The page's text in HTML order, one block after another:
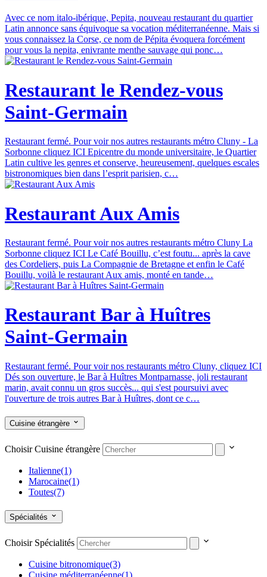
Avec ce nom italo-ibérique, Pepita, nouveau restaurant du quartier
Latin annonce sans équivoque sa vocation méditerranéenne. Mais si
vous connaissez la Corse, ce nom de Pépita évoquera forcément
pour vous la nepita, enivrante menthe sauvage qui ponc…
Restaurant le Rendez-vous
Saint-Germain
Restaurant fermé. Pour voir nos autres restaurants métro Cluny - La
Sorbonne cliquez ICI Epicentre du monde universitaire, le Quartier
Latin cultive les genres et conserve, heureusement, quelques escales
bistronomiques bien dans l’esprit parisien, c…
Restaurant Aux Amis
Restaurant fermé. Pour voir nos autres restaurants métro Cluny La
Sorbonne cliquez ICI Le Café Bouillu, c’est foutu... après la cave
des Cordeliers, puis La Compagnie de Bretagne et enfin le Café
Bouillu, voilà le restaurant Aux amis, monté en tande…
Restaurant Bar à Huîtres
Saint-Germain
Restaurant fermé. Pour voir nos restaurants métro Cluny, cliquez ICI
Dés son ouverture, le Bar à Huîtres Montparnasse, joli restaurant
marin, avait connu un gros succès... qui s'est poursuivi avec
l'ouverture de trois autres Bar à Huîtres, dont ce c…
Cuisine étrangère
Choisir Cuisine étrangère
Italienne(1)
Marocaine(1)
Toutes(7)
Spécialités
Choisir Spécialités
Cuisine bitronomique(3)
Cuisine méditerranéenne(1)